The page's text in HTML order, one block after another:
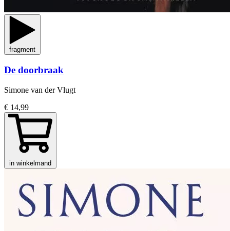
fragment
De doorbraak
Simone van der Vlugt
€ 14,99
in winkelmand